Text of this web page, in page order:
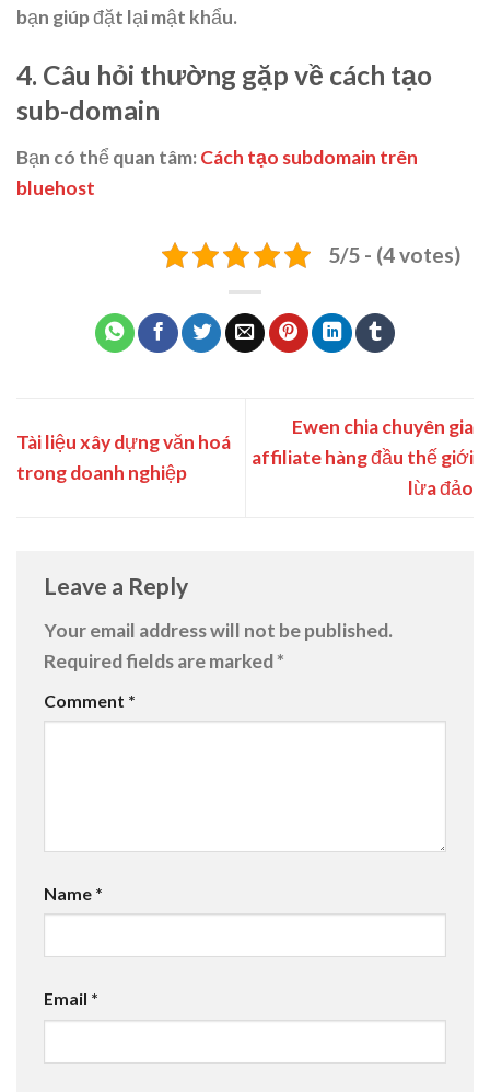
bạn giúp đặt lại mật khẩu.
4. Câu hỏi thường gặp về cách tạo
sub-domain
Bạn có thể quan tâm:Cách tạo subdomain trên
bluehost
5/5 - (4 votes)
Tài liệu xây dựng văn hoá
trong doanh nghiệp
Ewen chia chuyên gia
affiliate hàng đầu thế giới
lừa đảo
Leave a Reply
Your email address will not be published.
Required fields are marked*
Comment *
Name *
Email *